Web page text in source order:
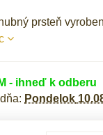
prsteň
- ihneď k odberu
Pondelok